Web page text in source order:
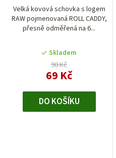
Velká kovová schovka s logem
RAW pojmenovaná ROLL CADDY,
přesně odměřená na 6...
Skladem
90 Kč
69 Kč
DO KOŠÍKU